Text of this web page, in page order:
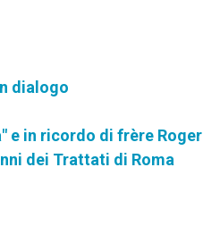
dialogo
e in ricordo di frère Roger
dei Trattati di Roma